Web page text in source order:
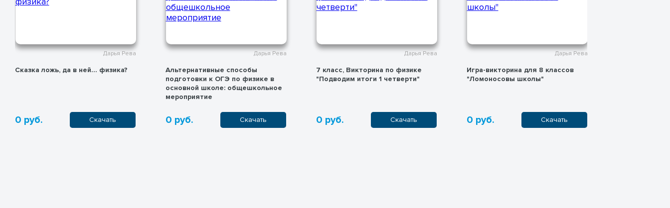
Дарья Рева
Сказка ложь, да в ней… физика?
0 руб. Скачать
Дарья Рева
Альтернативные способы
подготовки к ОГЭ по физике в
основной школе: общешкольное
мероприятие
0 руб. Скачать
Дарья Рева
7 класс, Викторина по физике
"Подводим итоги 1 четверти"
0 руб. Скачать
Дарья Рева
Игра-викторина для 8 классов
"Ломоносовы школы"
0 руб. Скачать